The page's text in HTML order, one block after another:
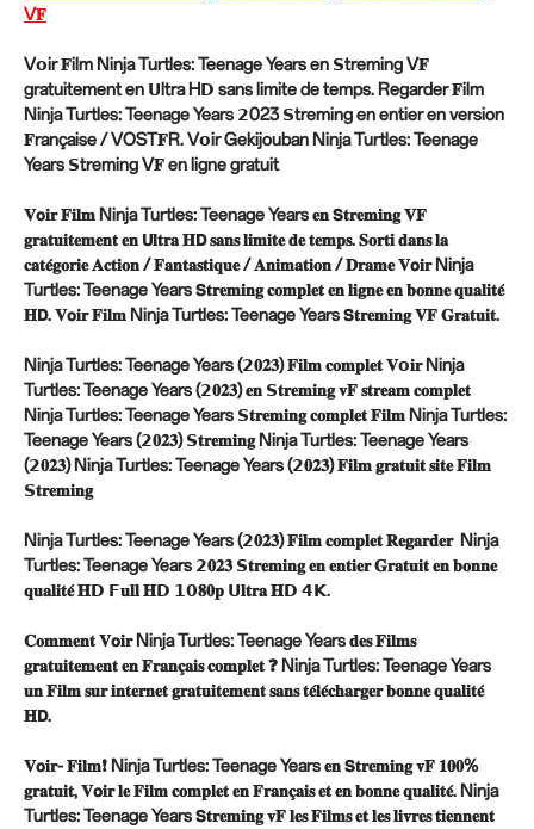
V𝐅
V𝗼ir 𝐅ilm Ninja Turtles: Teenage Years en 𝗦treming V𝐅
gratuitement en 𝗨ltra H𝗗 sans limite de temps. Regarder 𝐅ilm
Ninja Turtles: Teenage Years 𝟮023 𝗦treming en entier en version
𝐅rançaise / VOST𝐅R. V𝗼ir Gekijouban Ninja Turtles: Teenage
Years 𝗦treming V𝐅 en ligne gratuit
𝐕𝗼𝐢𝐫 𝐅𝐢𝐥𝐦 Ninja Turtles: Teenage Years 𝐞𝐧 𝗦𝐭𝐫𝐞𝐦𝐢𝐧𝐠 𝐕𝐅
𝐠𝐫𝐚𝐭𝐮𝐢𝐭𝐞𝐦𝐞𝐧𝐭 𝐞𝐧 𝗨𝐥𝐭𝐫𝐚 𝐇𝗗 𝐬𝐚𝐧𝐬 𝐥𝐢𝐦𝐢𝐭𝐞 𝐝𝐞 𝐭𝐞𝐦𝐩𝐬. 𝐒𝐨𝐫𝐭𝐢 𝐝𝐚𝐧𝐬 𝐥𝐚
𝐜𝐚𝐭𝐞́𝐠𝐨𝐫𝐢𝐞 𝐀𝐜𝐭𝐢𝐨𝐧 / 𝐅𝐚𝐧𝐭𝐚𝐬𝐭𝐢𝐪𝐮𝐞 / 𝐀𝐧𝐢𝐦𝐚𝐭𝐢𝐨𝐧 / 𝐃𝐫𝐚𝐦𝐞 𝐕𝗼𝐢𝐫 Ninja
Turtles: Teenage Years 𝗦𝐭𝐫𝐞𝐦𝐢𝐧𝐠 𝐜𝐨𝐦𝐩𝐥𝐞𝐭 𝐞𝐧 𝐥𝐢𝐠𝐧𝐞 𝐞𝐧 𝐛𝐨𝐧𝐧𝐞 𝐪𝐮𝐚𝐥𝐢𝐭𝐞́
𝐇𝗗. 𝐕𝗼𝐢𝐫 𝐅𝐢𝐥𝐦 Ninja Turtles: Teenage Years 𝗦𝐭𝐫𝐞𝐦𝐢𝐧𝐠 𝐕𝐅 𝐆𝐫𝐚𝐭𝐮𝐢𝐭.
Ninja Turtles: Teenage Years (𝟮𝟎𝟐𝟑) 𝐅𝐢𝐥𝐦 𝐜𝐨𝐦𝐩𝐥𝐞𝐭 𝐕𝗼𝐢𝐫 Ninja
Turtles: Teenage Years (𝟮𝟎𝟐𝟑) 𝐞𝐧 𝗦𝐭𝐫𝐞𝐦𝐢𝐧𝐠 𝐯𝐅 𝐬𝐭𝐫𝐞𝐚𝐦 𝐜𝐨𝐦𝐩𝐥𝐞𝐭
Ninja Turtles: Teenage Years 𝗦𝐭𝐫𝐞𝐦𝐢𝐧𝐠 𝐜𝐨𝐦𝐩𝐥𝐞𝐭 𝐅𝐢𝐥𝐦 Ninja Turtles:
Teenage Years (𝟮𝟎𝟐𝟑) 𝗦𝐭𝐫𝐞𝐦𝐢𝐧𝐠 Ninja Turtles: Teenage Years
(𝟮𝟎𝟐𝟑) Ninja Turtles: Teenage Years (𝟮𝟎𝟐𝟑) 𝐅𝐢𝐥𝐦 𝐠𝐫𝐚𝐭𝐮𝐢𝐭 𝐬𝐢𝐭𝐞 𝐅𝐢𝐥𝐦
𝗦𝐭𝐫𝐞𝐦𝐢𝐧𝐠
Ninja Turtles: Teenage Years (𝟮𝟎𝟐𝟑) 𝐅𝐢𝐥𝐦 𝐜𝐨𝐦𝐩𝐥𝐞𝐭 𝐑𝐞𝐠𝐚𝐫𝐝𝐞𝐫 Ninja
Turtles: Teenage Years 𝟮𝟎𝟐𝟑 𝗦𝐭𝐫𝐞𝐦𝐢𝐧𝐠 𝐞𝐧 𝐞𝐧𝐭𝐢𝐞𝐫 𝐆𝐫𝐚𝐭𝐮𝐢𝐭 𝐞𝐧 𝐛𝐨𝐧𝐧𝐞
𝐪𝐮𝐚𝐥𝐢𝐭𝐞́ 𝐇𝗗 𝗙𝐮𝐥𝐥 𝐇𝗗 𝟭𝟬𝟖𝟎𝐩 𝗨𝐥𝐭𝐫𝐚 𝐇𝗗 𝟰𝗞.
𝐂𝐨𝐦𝐦𝐞𝐧𝐭 𝐕𝗼𝐢𝐫 Ninja Turtles: Teenage Years 𝐝𝐞𝐬 𝐅𝐢𝐥𝐦𝐬
𝐠𝐫𝐚𝐭𝐮𝐢𝐭𝐞𝐦𝐞𝐧𝐭 𝐞𝐧 𝐅𝐫𝐚𝐧𝐜̧𝐚𝐢𝐬 𝐜𝐨𝐦𝐩𝐥𝐞𝐭 ❓ Ninja Turtles: Teenage Years
𝐮𝐧 𝐅𝐢𝐥𝐦 𝐬𝐮𝐫 𝐢𝐧𝐭𝐞𝐫𝐧𝐞𝐭 𝐠𝐫𝐚𝐭𝐮𝐢𝐭𝐞𝐦𝐞𝐧𝐭 𝐬𝐚𝐧𝐬 𝐭𝐞́𝐥𝐞́𝐜𝐡𝐚𝐫𝐠𝐞𝐫 𝐛𝐨𝐧𝐧𝐞 𝐪𝐮𝐚𝐥𝐢𝐭𝐞́
𝐇𝗗.
𝐕𝗼𝐢𝐫- 𝐅𝐢𝐥𝐦❗ Ninja Turtles: Teenage Years 𝐞𝐧 𝗦𝐭𝐫𝐞𝐦𝐢𝐧𝐠 𝐯𝐅 𝟏𝟎𝟎%
𝐠𝐫𝐚𝐭𝐮𝐢𝐭, 𝐕𝗼𝐢𝐫 𝐥𝐞 𝐅𝐢𝐥𝐦 𝐜𝐨𝐦𝐩𝐥𝐞𝐭 𝐞𝐧 𝐅𝐫𝐚𝐧𝐜̧𝐚𝐢𝐬 𝐞𝐭 𝐞𝐧 𝐛𝐨𝐧𝐧𝐞 𝐪𝐮𝐚𝐥𝐢𝐭𝐞́. Ninja
Turtles: Teenage Years 𝗦𝐭𝐫𝐞𝐦𝐢𝐧𝐠 𝐯𝐅 𝐥𝐞𝐬 𝐅𝐢𝐥𝐦𝐬 𝐞𝐭 𝐥𝐞𝐬 𝐥𝐢𝐯𝐫𝐞𝐬 𝐭𝐢𝐞𝐧𝐧𝐞𝐧𝐭